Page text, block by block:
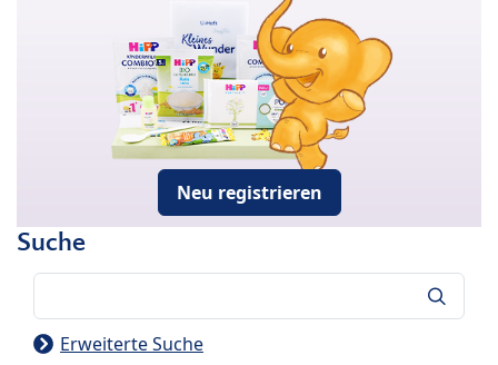
Neu registrieren
Suche
Erweiterte Suche